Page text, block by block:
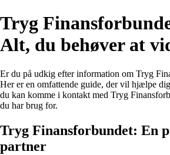
Tryg
Alt, du behøver at
Er du på udkig efter information om Tryg
Her er en omfattende guide, der vil hjælpe
du kan komme i kontakt med Tryg
du har brug for.
Tryg Finansforbundet: En
partner